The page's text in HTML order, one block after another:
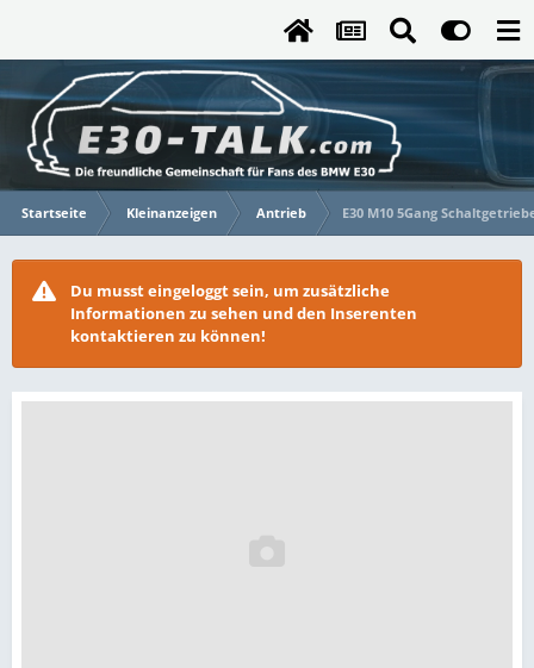
Startseite Kleinanzeigen Antrieb E30 M10 5Gang
Du musst eingeloggt sein, um zusätzliche
Informationen zu sehen und den Inserenten
kontaktieren zu können!